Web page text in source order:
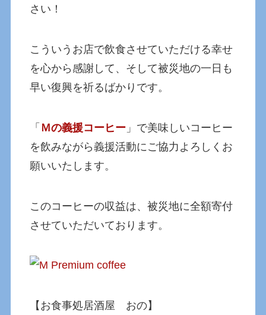
さい！
こういうお店で飲食させていただける幸せ
を心から感謝して、そして被災地の一日も
早い復興を祈るばかりです。
「 Ｍの義援コーヒー 」で美味しいコーヒー
を飲みながら義援活動にご協力よろしくお
願いいたします。
このコーヒーの収益は、被災地に全額寄付
させていただいております。
【お食事処居酒屋 おの】